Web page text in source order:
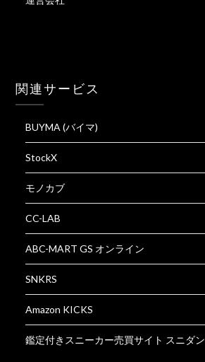
関連サービス
BUYMA (バイマ)
StockX
モノカブ
CC-LAB
ABC-MART GS オンライン
SNKRS
Amazon KICKS
鑑定付きスニーカー売買サイト スニダン